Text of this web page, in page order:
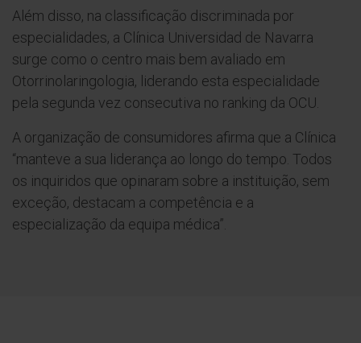
Além disso, na classificação discriminada por
especialidades, a Clínica Universidad de Navarra
surge como o centro mais bem avaliado em
Otorrinolaringologia, liderando esta especialidade
pela segunda vez consecutiva no ranking da OCU.
A organização de consumidores afirma que a Clínica
“manteve a sua liderança ao longo do tempo. Todos
os inquiridos que opinaram sobre a instituição, sem
exceção, destacam a competência e a
especialização da equipa médica”.